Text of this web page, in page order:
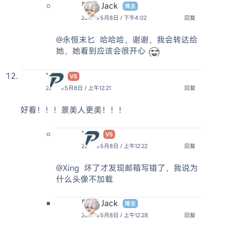
阿杰 Jack
博主
2025年5月8日 / 下午4:02
回复
@永恒末匕 哈哈哈，谢谢，我会转达给
她，她看到应该会很开心
Xing
V5
2025年5月8日 / 上午12:21
回复
好看！！！景美人更美！！！
Xing
V5
2025年5月8日 / 上午12:22
回复
@Xing 坏了才发现邮箱写错了，我说为
什么头像不加载
阿杰 Jack
博主
2025年5月8日 / 上午12:28
回复